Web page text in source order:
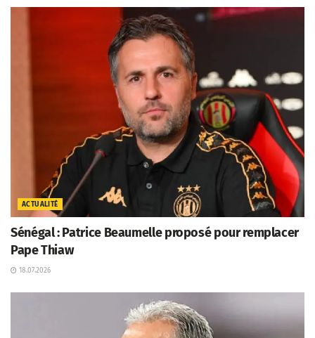
ACTUALITÉ
Sénégal : Patrice Beaumelle proposé pour remplacer
Pape Thiaw
18.07.2026